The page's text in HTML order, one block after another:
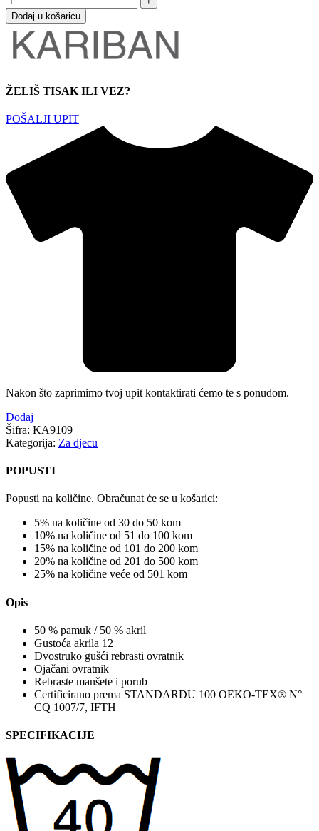
Dodaj u košaricu
ŽELIŠ TISAK ILI VEZ?
POŠALJI UPIT
Nakon što zaprimimo tvoj upit kontaktirati ćemo te s ponudom.
Dodaj
Šifra: KA9109
Kategorija: Za djecu
POPUSTI
Popusti na količine. Obračunat će se u košarici:
5% na količine od 30 do 50 kom
10% na količine od 51 do 100 kom
15% na količine od 101 do 200 kom
20% na količine od 201 do 500 kom
25% na količine veće od 501 kom
Opis
50 % pamuk / 50 % akril
Gustoća akrila 12
Dvostruko gušći rebrasti ovratnik
Ojačani ovratnik
Rebraste manšete i porub
Certificirano prema STANDARDU 100 OEKO-TEX® N°
CQ 1007/7, IFTH
SPECIFIKACIJE